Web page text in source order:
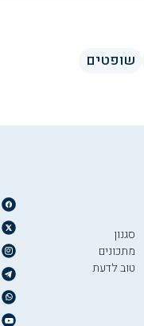
שופטים
סגנון
מתכונים
טוב לדעת